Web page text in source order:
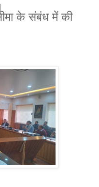
के संबंध में की